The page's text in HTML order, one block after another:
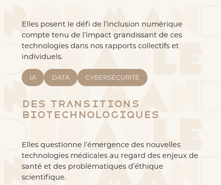
Elles posent le défi de l’inclusion numérique
compte tenu de l’impact grandissant de ces
technologies dans nos rapports collectifs et
individuels.
IA DATA CYBERSÉCURITÉ
Des transitions
biotechnologiques
Elles questionne l’émergence des nouvelles
technologies médicales au regard des enjeux de
santé et des problématiques d’éthique
scientifique.